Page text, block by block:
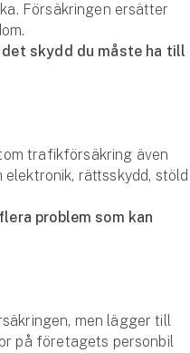
Försäkringen ersätter
skydd du måste ha till
trafikförsäkring även
elektronik, rättsskydd, stöld
problem som kan
men lägger till
på företagets personbil